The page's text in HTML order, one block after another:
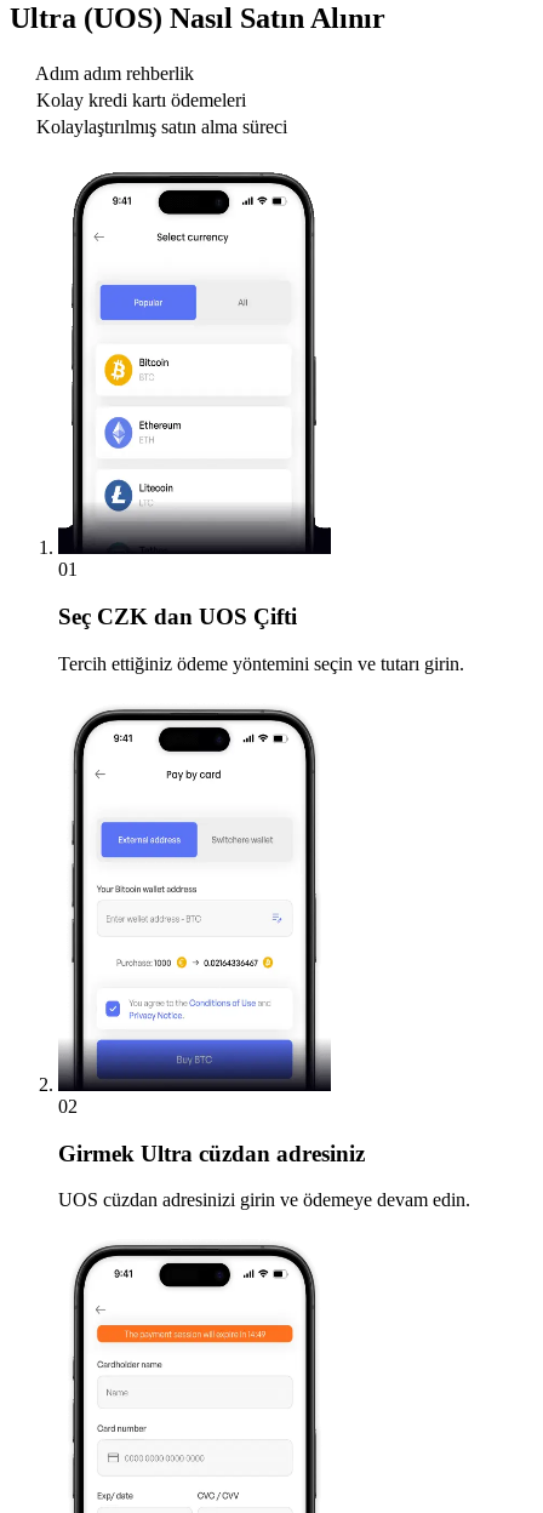
Ultra (UOS) Nasıl Satın Alınır
Adım adım rehberlik
Kolay kredi kartı ödemeleri
Kolaylaştırılmış satın alma süreci
01
Seç CZK dan UOS Çifti
Tercih ettiğiniz ödeme yöntemini seçin ve tutarı girin.
02
Girmek Ultra cüzdan adresiniz
UOS cüzdan adresinizi girin ve ödemeye devam edin.